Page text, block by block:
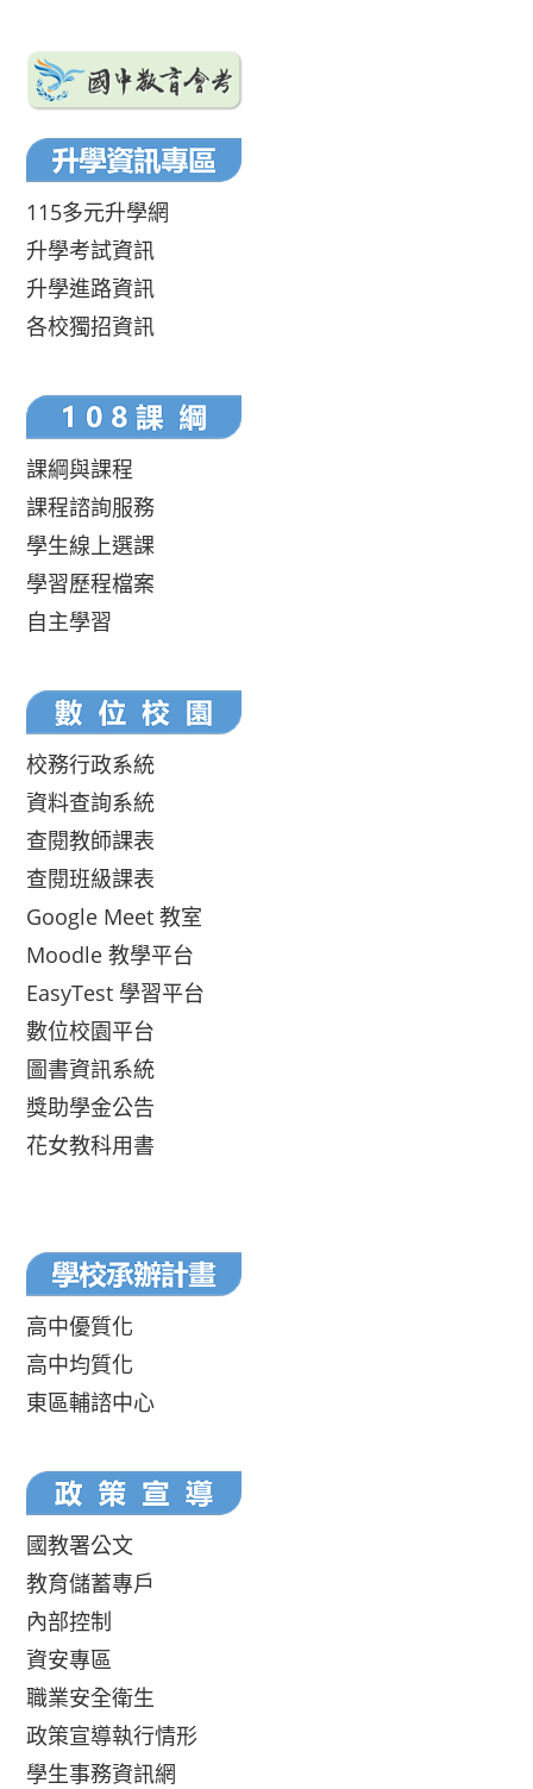
115多元升學網
升學考試資訊
升學進路資訊
各校獨招資訊
課綱與課程
課程諮詢服務
學生線上選課
學習歷程檔案
自主學習
校務行政系統
資料查詢系統
查閱教師課表
查閱班級課表
Google Meet 教室
Moodle 教學平台
EasyTest 學習平台
數位校園平台
圖書資訊系統
獎助學金公告
花女教科用書
高中優質化
高中均質化
東區輔諮中心
國教署公文
教育儲蓄專戶
內部控制
資安專區
職業安全衛生
政策宣導執行情形
學生事務資訊網